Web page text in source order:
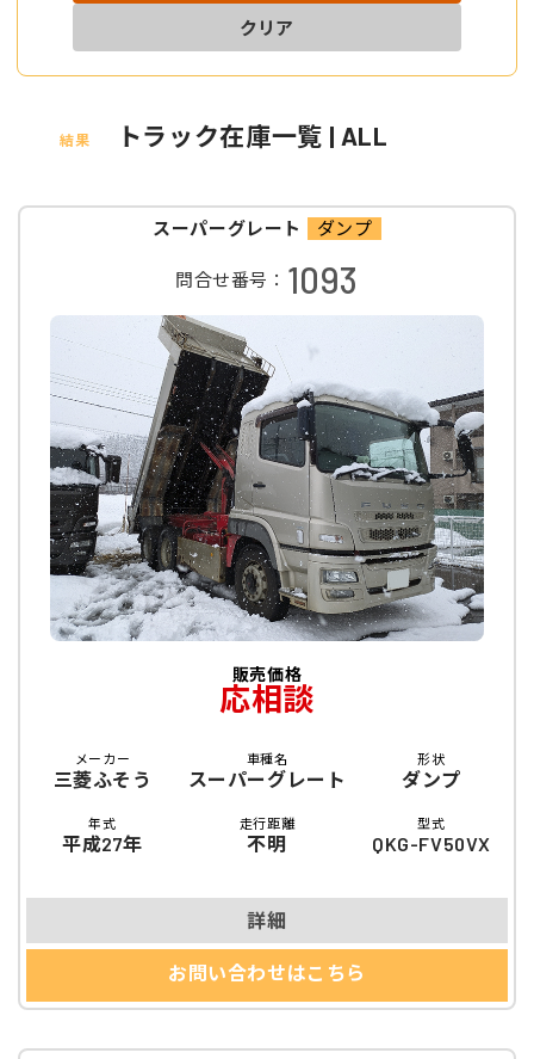
クリア
結果 トラック在庫一覧 | ALL
スーパーグレート ダンプ
問合せ番号： 1093
販売価格
応相談
メーカー
三菱ふそう
車種名
スーパーグレート
形状
ダンプ
年式
平成27年
走行距離
不明
型式
QKG-FV50VX
詳細
お問い合わせはこちら